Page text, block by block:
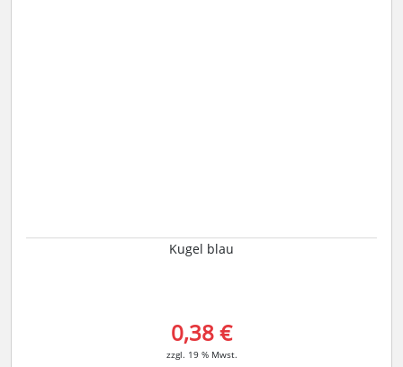
Kugel blau
0,38 €
zzgl. 19 % Mwst.